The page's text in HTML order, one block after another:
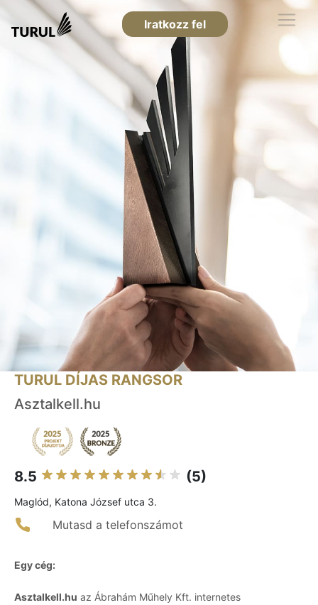
Iratkozz fel
TURUL DÍJAS RANGSOR
Asztalkell.hu
8.5 (5)
Maglód, Katona József utca 3.
Mutasd a telefonszámot
Egy cég:
Asztalkell.hu az Ábrahám Műhely Kft. internetes